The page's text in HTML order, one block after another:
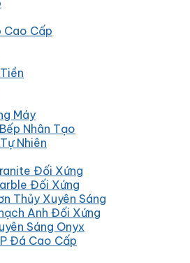
Cao Cấp
Máy
Nhân Tạo
Nhiên
Đối Xứng
Đối Xứng
Thủy Xuyên Sáng
Anh Đối Xứng
Sáng Onyx
Đá Cao Cấp